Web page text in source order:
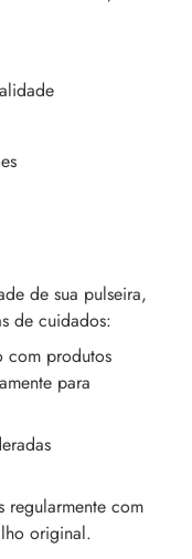
de sua pulseira,
de cuidados:
com produtos
para
regularmente com
original.